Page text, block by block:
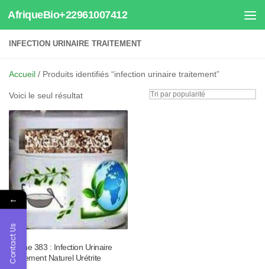
Au dessous du contenu
AfriqueBio+22961007412
INFECTION URINAIRE TRAITEMENT
Accueil / Produits identifiés “infection urinaire traitement”
Voici le seul résultat
Tisane 383 : Infection Urinaire
Traitement Naturel Urétrite
←
Contact Us